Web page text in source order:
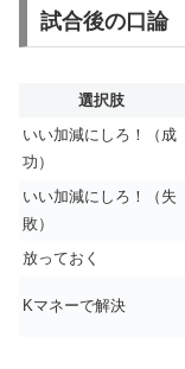
試合後の口論
選択肢
いい加減にしろ！（成
功）
いい加減にしろ！（失
敗）
放っておく
Kマネーで解決